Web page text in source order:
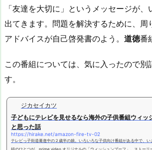
「友達を大切に」というメッセージが
出てきます。問題を解決するために、周
アドバイスが自己啓発書のよう。 道徳番
この番組については、気に入ったので別
す。
ジカセイカツ
子どもにテレビを見せるなら海外の子供番組ウィッ
と思った話
https://hirake.net/amazon-fire-tv-02
テレビっ子街道驀進中の２歳半の娘。いろいろな子供向け番組がある中で、